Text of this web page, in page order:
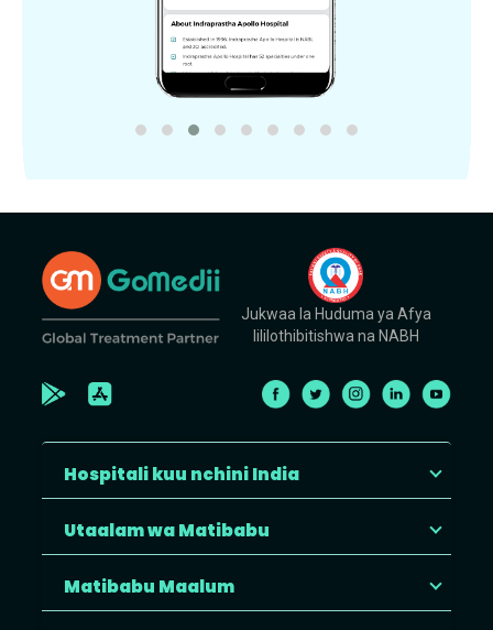
Jukwaa la Huduma ya Afya
lililothibitishwa na NABH
Hospitali kuu nchini India
Utaalam wa Matibabu
Matibabu Maalum